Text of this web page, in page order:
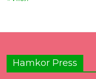
Hamkor Press